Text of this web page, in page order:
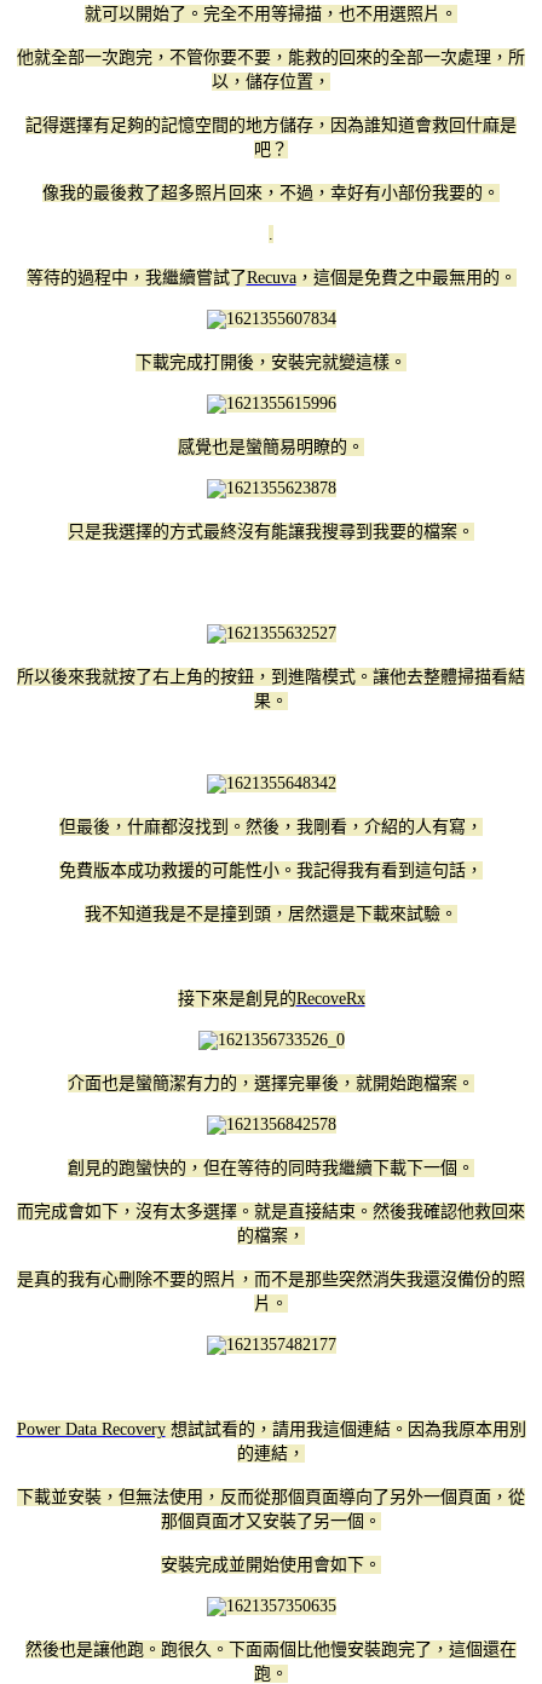
就可以開始了。完全不用等掃描，也不用選照片。
他就全部一次跑完，不管你要不要，能救的回來的全部一次處理，所
以，儲存位置，
記得選擇有足夠的記憶空間的地方儲存，因為誰知道會救回什麻是
吧？
像我的最後救了超多照片回來，不過，幸好有小部份我要的。
等待的過程中，我繼續嘗試了Recuva，這個是免費之中最無用的。
下載完成打開後，安裝完就變這樣。
感覺也是蠻簡易明瞭的。
只是我選擇的方式最終沒有能讓我搜尋到我要的檔案。
所以後來我就按了右上角的按鈕，到進階模式。讓他去整體掃描看結
果。
但最後，什麻都沒找到。然後，我剛看，介紹的人有寫，
免費版本成功救援的可能性小。我記得我有看到這句話，
我不知道我是不是撞到頭，居然還是下載來試驗。
接下來是創見的RecoveRx
介面也是蠻簡潔有力的，選擇完畢後，就開始跑檔案。
創見的跑蠻快的，但在等待的同時我繼續下載下一個。
而完成會如下，沒有太多選擇。就是直接結束。然後我確認他救回來
的檔案，
是真的我有心刪除不要的照片，而不是那些突然消失我還沒備份的照
片。
Power Data Recovery想試試看的，請用我這個連結。因為我原本用別
的連結，
下載並安裝，但無法使用，反而從那個頁面導向了另外一個頁面，從
那個頁面才又安裝了另一個。
安裝完成並開始使用會如下。
然後也是讓他跑。跑很久。下面兩個比他慢安裝跑完了，這個還在
跑。